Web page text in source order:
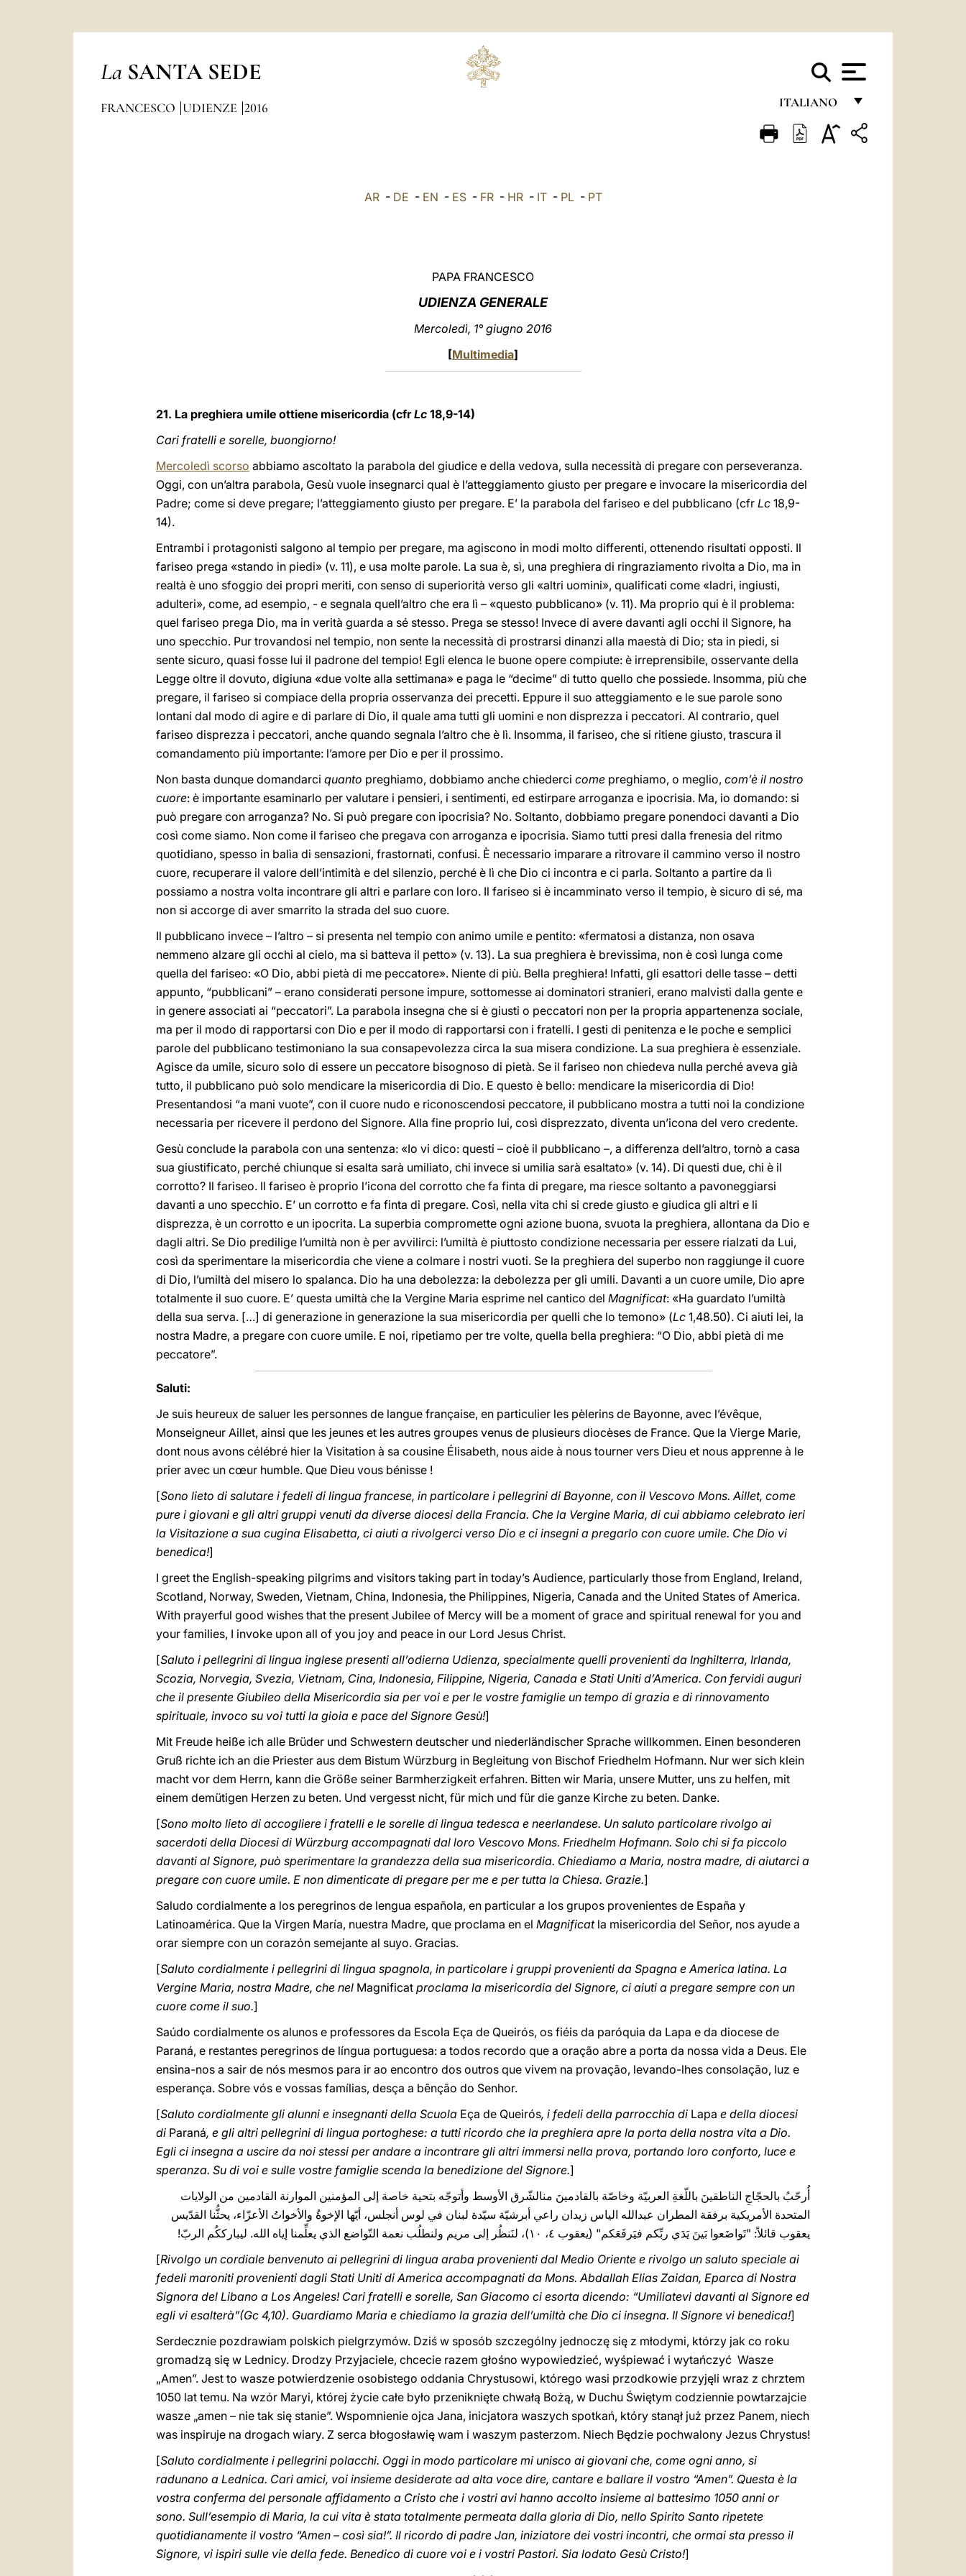
La SANTA SEDE
ITALIANO
FRANÇAIS
FRANCESCO UDIENZE 2016
AR- DE - EN - ES- FR- HR- IT- PL- PT
PAPA FRANCESCO
UDIENZA GENERALE
Mercoledì, 1° giugno 2016
[Multimedia]
21. La preghiera umile ottiene misericordia (cfrLc 18,9-14)
Cari fratelli e sorelle, buongiorno!
Mercoledì scorso abbiamo ascoltato la parabola del giudice e della vedova, sulla necessità di pregare con perseveranza.
Oggi, con un’altra parabola, Gesù vuole insegnarci qual è l’atteggiamento giusto per pregare e invocare la misericordia del
Padre; come si deve pregare; l’atteggiamento giusto per pregare. E’ la parabola del fariseo e del pubblicano (cfr Lc 18,9-
14).
Entrambi i protagonisti salgono al tempio per pregare, ma agiscono in modi molto differenti, ottenendo risultati opposti. Il
fariseo prega «stando in piedi» (v. 11), e usa molte parole. La sua è, sì, una preghiera di ringraziamento rivolta a Dio, ma in
realtà è uno sfoggio dei propri meriti, con senso di superiorità verso gli «altri uomini», qualificati come «ladri, ingiusti,
adulteri», come, ad esempio, - e segnala quell’altro che era lì – «questo pubblicano» (v. 11). Ma proprio qui è il problema:
quel fariseo prega Dio, ma in verità guarda a sé stesso. Prega se stesso! Invece di avere davanti agli occhi il Signore, ha
uno specchio. Pur trovandosi nel tempio, non sente la necessità di prostrarsi dinanzi alla maestà di Dio; sta in piedi, si
sente sicuro, quasi fosse lui il padrone del tempio! Egli elenca le buone opere compiute: è irreprensibile, osservante della
Legge oltre il dovuto, digiuna «due volte alla settimana» e paga le “decime” di tutto quello che possiede. Insomma, più che
pregare, il fariseo si compiace della propria osservanza dei precetti. Eppure il suo atteggiamento e le sue parole sono
lontani dal modo di agire e di parlare di Dio, il quale ama tutti gli uomini e non disprezza i peccatori. Al contrario, quel
fariseo disprezza i peccatori, anche quando segnala l’altro che è lì. Insomma, il fariseo, che si ritiene giusto, trascura il
comandamento più importante: l’amore per Dio e per il prossimo.
Non basta dunque domandarci quanto preghiamo, dobbiamo anche chiederci come preghiamo, o meglio, com’è il nostro
cuore: è importante esaminarlo per valutare i pensieri, i sentimenti, ed estirpare arroganza e ipocrisia. Ma, io domando: si
può pregare con arroganza? No. Si può pregare con ipocrisia? No. Soltanto, dobbiamo pregare ponendoci davanti a Dio
così come siamo. Non come il fariseo che pregava con arroganza e ipocrisia. Siamo tutti presi dalla frenesia del ritmo
quotidiano, spesso in balìa di sensazioni, frastornati, confusi. È necessario imparare a ritrovare il cammino verso il nostro
cuore, recuperare il valore dell’intimità e del silenzio, perché è lì che Dio ci incontra e ci parla. Soltanto a partire da lì
possiamo a nostra volta incontrare gli altri e parlare con loro. Il fariseo si è incamminato verso il tempio, è sicuro di sé, ma
non si accorge di aver smarrito la strada del suo cuore.
Il pubblicano invece – l’altro – si presenta nel tempio con animo umile e pentito: «fermatosi a distanza, non osava
nemmeno alzare gli occhi al cielo, ma si batteva il petto» (v. 13). La sua preghiera è brevissima, non è così lunga come
quella del fariseo: «O Dio, abbi pietà di me peccatore». Niente di più. Bella preghiera! Infatti, gli esattori delle tasse – detti
appunto, “pubblicani” – erano considerati persone impure, sottomesse ai dominatori stranieri, erano malvisti dalla gente e
in genere associati ai “peccatori”. La parabola insegna che si è giusti o peccatori non per la propria appartenenza sociale,
ma per il modo di rapportarsi con Dio e per il modo di rapportarsi con i fratelli. I gesti di penitenza e le poche e semplici
parole del pubblicano testimoniano la sua consapevolezza circa la sua misera condizione. La sua preghiera è essenziale.
Agisce da umile, sicuro solo di essere un peccatore bisognoso di pietà. Se il fariseo non chiedeva nulla perché aveva già
tutto, il pubblicano può solo mendicare la misericordia di Dio. E questo è bello: mendicare la misericordia di Dio!
Presentandosi “a mani vuote”, con il cuore nudo e riconoscendosi peccatore, il pubblicano mostra a tutti noi la condizione
necessaria per ricevere il perdono del Signore. Alla fine proprio lui, così disprezzato, diventa un’icona del vero credente.
Gesù conclude la parabola con una sentenza: «Io vi dico: questi – cioè il pubblicano –, a differenza dell’altro, tornò a casa
sua giustificato, perché chiunque si esalta sarà umiliato, chi invece si umilia sarà esaltato» (v. 14). Di questi due, chi è il
corrotto? Il fariseo. Il fariseo è proprio l’icona del corrotto che fa finta di pregare, ma riesce soltanto a pavoneggiarsi
davanti a uno specchio. E’ un corrotto e fa finta di pregare. Così, nella vita chi si crede giusto e giudica gli altri e li
disprezza, è un corrotto e un ipocrita. La superbia compromette ogni azione buona, svuota la preghiera, allontana da Dio e
dagli altri. Se Dio predilige l’umiltà non è per avvilirci: l’umiltà è piuttosto condizione necessaria per essere rialzati da Lui,
così da sperimentare la misericordia che viene a colmare i nostri vuoti. Se la preghiera del superbo non raggiunge il cuore
di Dio, l’umiltà del misero lo spalanca. Dio ha una debolezza: la debolezza per gli umili. Davanti a un cuore umile, Dio apre
totalmente il suo cuore. E’ questa umiltà che la Vergine Maria esprime nel cantico del Magnificat: «Ha guardato l’umiltà
della sua serva. […] di generazione in generazione la sua misericordia per quelli che lo temono» (Lc 1,48.50). Ci aiuti lei, la
nostra Madre, a pregare con cuore umile. E noi, ripetiamo per tre volte, quella bella preghiera: “O Dio, abbi pietà di me
peccatore”.
Saluti:
Je suis heureux de saluer les personnes de langue française, en particulier les pèlerins de Bayonne, avec l’évêque,
Monseigneur Aillet, ainsi que les jeunes et les autres groupes venus de plusieurs diocèses de France. Que la Vierge Marie,
dont nous avons célébré hier la Visitation à sa cousine Élisabeth, nous aide à nous tourner vers Dieu et nous apprenne à le
prier avec un cœur humble. Que Dieu vous bénisse !
[Sono lieto di salutare i fedeli di lingua francese, in particolare i pellegrini di Bayonne, con il Vescovo Mons. Aillet, come
pure i giovani e gli altri gruppi venuti da diverse diocesi della Francia. Che la Vergine Maria, di cui abbiamo celebrato ieri
la Visitazione a sua cugina Elisabetta, ci aiuti a rivolgerci verso Dio e ci insegni a pregarlo con cuore umile. Che Dio vi
benedica!]
I greet the English-speaking pilgrims and visitors taking part in today’s Audience, particularly those from England, Ireland,
Scotland, Norway, Sweden, Vietnam, China, Indonesia, the Philippines, Nigeria, Canada and the United States of America.
With prayerful good wishes that the present Jubilee of Mercy will be a moment of grace and spiritual renewal for you and
your families, I invoke upon all of you joy and peace in our Lord Jesus Christ.
[Saluto i pellegrini di lingua inglese presenti all’odierna Udienza, specialmente quelli provenienti da Inghilterra, Irlanda,
Scozia, Norvegia, Svezia, Vietnam, Cina, Indonesia, Filippine, Nigeria, Canada e Stati Uniti d’America. Con fervidi auguri
che il presente Giubileo della Misericordia sia per voi e per le vostre famiglie un tempo di grazia e di rinnovamento
spirituale, invoco su voi tutti la gioia e pace del Signore Gesù!]
Mit Freude heiße ich alle Brüder und Schwestern deutscher und niederländischer Sprache willkommen. Einen besonderen
Gruß richte ich an die Priester aus dem Bistum Würzburg in Begleitung von Bischof Friedhelm Hofmann. Nur wer sich klein
macht vor dem Herrn, kann die Größe seiner Barmherzigkeit erfahren. Bitten wir Maria, unsere Mutter, uns zu helfen, mit
einem demütigen Herzen zu beten. Und vergesst nicht, für mich und für die ganze Kirche zu beten. Danke.
[Sono molto lieto di accogliere i fratelli e le sorelle di lingua tedesca e neerlandese. Un saluto particolare rivolgo ai
sacerdoti della Diocesi di Würzburg accompagnati dal loro Vescovo Mons. Friedhelm Hofmann. Solo chi si fa piccolo
davanti al Signore, può sperimentare la grandezza della sua misericordia. Chiediamo a Maria, nostra madre, di aiutarci a
pregare con cuore umile. E non dimenticate di pregare per me e per tutta la Chiesa. Grazie.]
Saludo cordialmente a los peregrinos de lengua española, en particular a los grupos provenientes de España y
Latinoamérica. Que la Virgen María, nuestra Madre, que proclama en el Magnificatla misericordia del Señor, nos ayude a
orar siempre con un corazón semejante al suyo. Gracias.
[Saluto cordialmente i pellegrini di lingua spagnola, in particolare i gruppi provenienti da Spagna e America latina. La
Vergine Maria, nostra Madre, che nel Magnificat proclama la misericordia del Signore, ci aiuti a pregare sempre con un
cuore come il suo.]
Saúdo cordialmente os alunos e professores da Escola Eça de Queirós, os fiéis da paróquia da Lapa e da diocese de
Paraná, e restantes peregrinos de língua portuguesa: a todos recordo que a oração abre a porta da nossa vida a Deus. Ele
ensina-nos a sair de nós mesmos para ir ao encontro dos outros que vivem na provação, levando-lhes consolação, luz e
esperança. Sobre vós e vossas famílias, desça a bênção do Senhor.
[Saluto cordialmente gli alunni e insegnanti della Scuola Eça de Queirós, i fedeli della parrocchia di Lapa e della diocesi
di Paraná, e gli altri pellegrini di lingua portoghese: a tutti ricordo che la preghiera apre la porta della nostra vita a Dio.
Egli ci insegna a uscire da noi stessi per andare a incontrare gli altri immersi nella prova, portando loro conforto, luce e
speranza. Su di voi e sulle vostre famiglie scenda la benedizione del Signore.]
أُرحّبُ بالحجّاجِ الناطقينَ باللّغةِ العربيّة وخاصّة بالقادمينَ منالشّرق الأوسط وأتوجّه بتحية خاصة إلى المؤمنين الموارنة القادمين من الولايات
المتحدة الأمريكية برفقة المطران عبدالله الياس زيدان راعي أبرشيّة سيّدة لبنان في لوس أنجلس، أيّها الإخوةُ والأخواتُ الأعزّاء، يحثُّنا القدّيس
يعقوب قائلاً: "تَواضَعوا بَينَ يَدَي ربِّكم فيَرفَعَكم" (يعقوب ٤، ۱٠)، لنَنظُر إلى مريم ولنطلُب نعمة التّواضع الذي يعلِّمنا إياه الله. ليبارككُم الربّ!
[Rivolgo un cordiale benvenuto ai pellegrini di lingua araba provenienti dal Medio Oriente e rivolgo un saluto speciale ai
fedeli maroniti provenienti dagli Stati Uniti di America accompagnati da Mons. Abdallah Elias Zaidan, Eparca di Nostra
Signora del Libano a Los Angeles! Cari fratelli e sorelle, San Giacomo ci esorta dicendo: “Umiliatevi davanti al Signore ed
egli vi esalterà”(Gc 4,10). Guardiamo Maria e chiediamo la grazia dell’umiltà che Dio ci insegna. Il Signore vi benedica!]
Serdecznie pozdrawiam polskich pielgrzymów. Dziś w sposób szczególny jednoczę się z młodymi, którzy jak co roku
gromadzą się w Lednicy. Drodzy Przyjaciele, chcecie razem głośno wypowiedzieć, wyśpiewać i wytańczyć Wasze
„Amen”. Jest to wasze potwierdzenie osobistego oddania Chrystusowi, którego wasi przodkowie przyjęli wraz z chrztem
1050 lat temu. Na wzór Maryi, której życie całe było przeniknięte chwałą Bożą, w Duchu Świętym codziennie powtarzajcie
wasze „amen – nie tak się stanie”. Wspomnienie ojca Jana, inicjatora waszych spotkań, który stanął już przez Panem, niech
was inspiruje na drogach wiary. Z serca błogosławię wam i waszym pasterzom. Niech Będzie pochwalony Jezus Chrystus!
[Saluto cordialmente i pellegrini polacchi. Oggi in modo particolare mi unisco ai giovani che, come ogni anno, si
radunano a Lednica. Cari amici, voi insieme desiderate ad alta voce dire, cantare e ballare il vostro “Amen”. Questa è la
vostra conferma del personale affidamento a Cristo che i vostri avi hanno accolto insieme al battesimo 1050 anni or
sono. Sull’esempio di Maria, la cui vita è stata totalmente permeata dalla gloria di Dio, nello Spirito Santo ripetete
quotidianamente il vostro “Amen – così sia!”. Il ricordo di padre Jan, iniziatore dei vostri incontri, che ormai sta presso il
Signore, vi ispiri sulle vie della fede. Benedico di cuore voi e i vostri Pastori. Sia lodato Gesù Cristo!]